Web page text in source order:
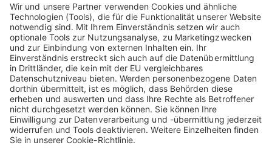
CO₂ aus der Atmosphäre auf und speichert es in seinem Holz.
Durch diesen Prozess wird der Atmosphäre CO₂ entzogen. Der
GoFuture Wald speichert mit seinen 12.000 Bäumen in den ersten
10 Jahren somit 3.167 t CO₂.Im Rahmen der GoFuture-Kampagne
hat Biotest 12.000 Bäume gepflanzt. Diese sind Bestandteil kleiner
agroforstwirtschaftlicher Projekte in verschiedenen Regionen der
Welt. Alle Bäume werden direkt von Kleinbauern vor Ort gepflegt
und haben ökologischen und sozialen Nutzen.Im Laufe seines
Lebens nimmt jeder Baum CO₂ aus der Atmosphäre auf und
speichert es in seinem Holz. Durch diesen Prozess wird der
Atmosphäre CO₂ entzogen. Der GoFuture Wald speichert mit
seinen 12.000 Bäumen in den ersten 10 Jahren somit 3.167 t CO₂.